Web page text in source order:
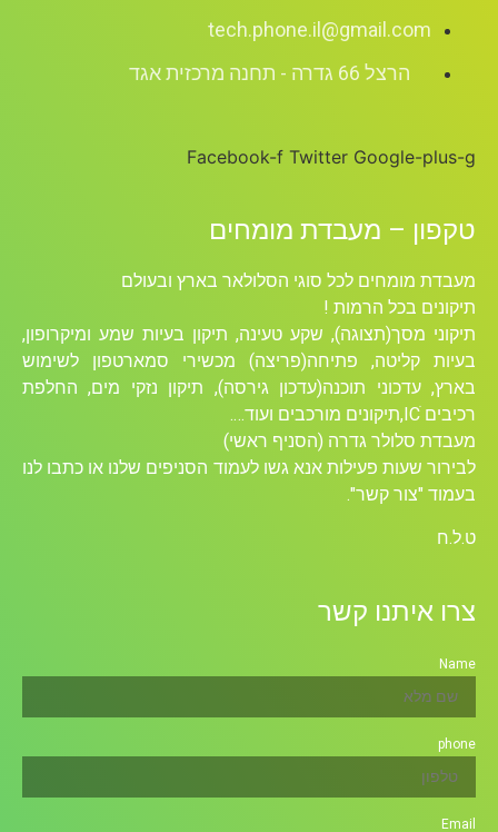
tech.phone.il@gmail.com
הרצל 66 גדרה - תחנה מרכזית אגד
Facebook-f Twitter Google-plus-g
טקפון – מעבדת מומחים
מעבדת מומחים לכל סוגי הסלולאר בארץ ובעולם
תיקונים בכל הרמות !
תיקוני מסך(תצוגה), שקע טעינה, תיקון בעיות שמע ומיקרופון,
בעיות קליטה, פתיחה(פריצה) מכשירי סמארטפון לשימוש
בארץ, עדכוני תוכנה(עדכון גירסה), תיקון נזקי מים, החלפת
רכיבים ICׁ,תיקונים מורכבים ועוד….
מעבדת סלולר גדרה (הסניף ראשי)
לבירור שעות פעילות אנא גשו לעמוד הסניפים שלנו או כתבו לנו
בעמוד "צור קשר".
ט.ל.ח
צרו איתנו קשר
Name
phone
Email